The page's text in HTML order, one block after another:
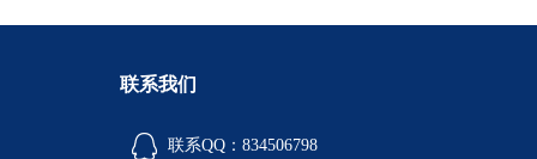
联系我们
联系QQ：834506798